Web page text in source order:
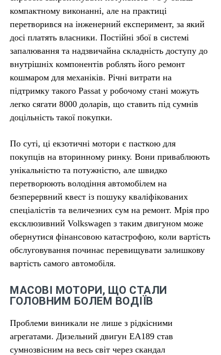
компактному виконанні, але на практиці
перетворився на інженерний експеримент, за який
досі платять власники. Постійні збої в системі
запалювання та надзвичайна складність доступу до
внутрішніх компонентів роблять його ремонт
кошмаром для механіків. Річні витрати на
підтримку такого Passat у робочому стані можуть
легко сягати 8000 доларів, що ставить під сумнів
доцільність такої покупки.
По суті, ці екзотичні мотори є пасткою для
покупців на вторинному ринку. Вони приваблюють
унікальністю та потужністю, але швидко
перетворюють володіння автомобілем на
безперервний квест із пошуку кваліфікованих
спеціалістів та величезних сум на ремонт. Мрія про
ексклюзивний Volkswagen з таким двигуном може
обернутися фінансовою катастрофою, коли вартість
обслуговування починає перевищувати залишкову
вартість самого автомобіля.
МАСОВІ МОТОРИ, ЩО СТАЛИ
ГОЛОВНИМ БОЛЕМ ВОДІЇВ
Проблеми виникали не лише з рідкісними
агрегатами. Дизельний двигун EA189 став
сумнозвісним на весь світ через скандал